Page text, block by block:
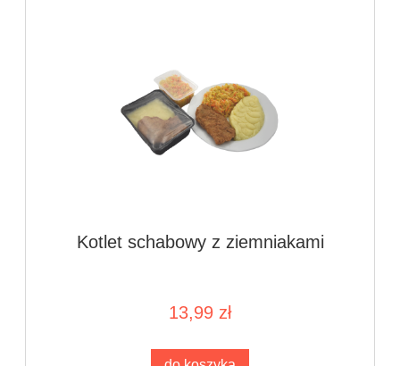
Kotlet schabowy z ziemniakami
13,99 zł